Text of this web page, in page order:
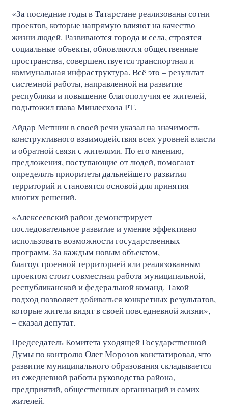
«За последние годы в Татарстане реализованы сотни
проектов, которые напрямую влияют на качество
жизни людей. Развиваются города и села, строятся
социальные объекты, обновляются общественные
пространства, совершенствуется транспортная и
коммунальная инфраструктура. Всё это – результат
системной работы, направленной на развитие
республики и повышение благополучия ее жителей, –
подытожил глава Минлесхоза РТ.
Айдар Метшин в своей речи указал на значимость
конструктивного взаимодействия всех уровней власти
и обратной связи с жителями. По его мнению,
предложения, поступающие от людей, помогают
определять приоритеты дальнейшего развития
территорий и становятся основой для принятия
многих решений.
«Алексеевский район демонстрирует
последовательное развитие и умение эффективно
использовать возможности государственных
программ. За каждым новым объектом,
благоустроенной территорией или реализованным
проектом стоит совместная работа муниципальной,
республиканской и федеральной команд. Такой
подход позволяет добиваться конкретных результатов,
которые жители видят в своей повседневной жизни»,
– сказал депутат.
Председатель Комитета уходящей Государственной
Думы по контролю Олег Морозов констатировал, что
развитие муниципального образования складывается
из ежедневной работы руководства района,
предприятий, общественных организаций и самих
жителей.